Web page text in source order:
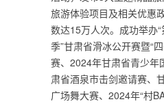
旅游体验项目及相关优惠
数达15万人次。成功举办
季”甘肃省滑冰公开赛暨“
赛、2024年甘肃省青少年
肃省酒泉市击剑邀请赛、
广场舞大赛、2024年“村